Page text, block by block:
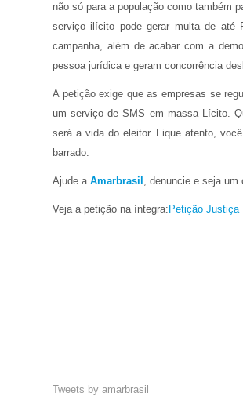
não só para a população como também
serviço ilícito pode gerar multa de até
campanha, além de acabar com a
pessoa jurídica e geram concorrência
A petição exige que as empresas se
um serviço de SMS em massa Lícito.
será a vida do eleitor. Fique atento,
barrado.
Ajude aAmarbrasil , denuncie e seja
Veja a petição na íntegra: Petição Justiça
Tweets by amarbrasil